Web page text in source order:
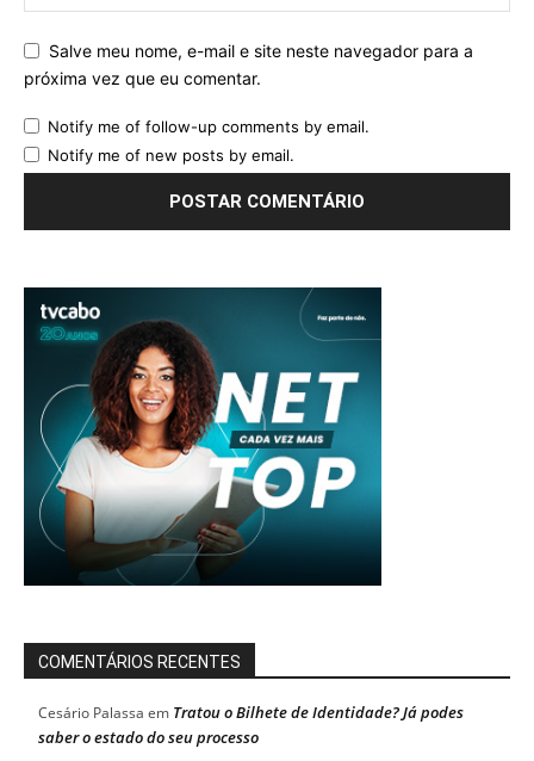
Salve meu nome, e-mail e site neste navegador para a
próxima vez que eu comentar.
Notify me of follow-up comments by email.
Notify me of new posts by email.
COMENTÁRIOS RECENTES
Cesário Palassa em Tratou o Bilhete de Identidade? Já podes
saber o estado do seu processo